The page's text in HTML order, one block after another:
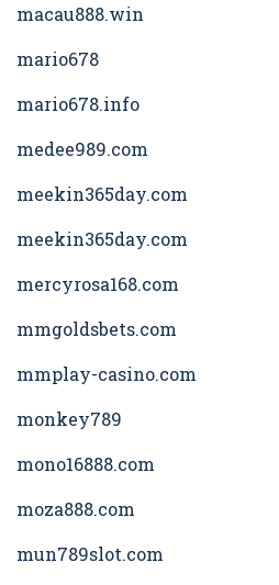
macau888.win
mario678
mario678.info
medee989.com
meekin365day.com
meekin365day.com
mercyrosa168.com
mmgoldsbets.com
mmplay-casino.com
monkey789
mono16888.com
moza888.com
mun789slot.com